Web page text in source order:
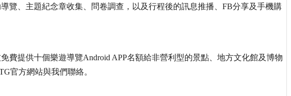
覽、主題紀念章收集、問卷調查，以及行程後的訊息推播、FB分享及手機購
費提供十個樂遊導覽Android APP名額給非營利型的景點、地方文化館及博物
官方網站與我們聯絡。